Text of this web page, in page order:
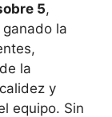
5,
la
la
y
equipo. Sin